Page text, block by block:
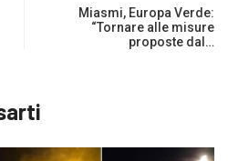
Miasmi, Europa Verde:
“Tornare alle misure
proposte dal…